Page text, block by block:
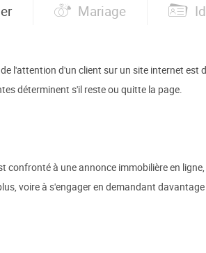
Mariage
l'attention d'un client sur un site internet
déterminent s'il reste ou quitte la page.
confronté à une annonce immobilière en
voire à s'engager en demandant